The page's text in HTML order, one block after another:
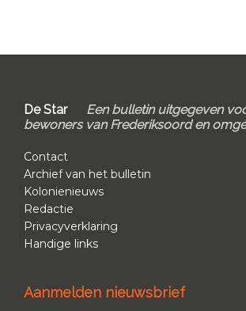
Footer
De Star
Een bulletin uitgegeven
bewoners van Frederiksoord en
Contact
Archief van het bulletin
Kolonienieuws
Redactie
Privacyverklaring
Handige links
Aanmelden nieuwsbrief